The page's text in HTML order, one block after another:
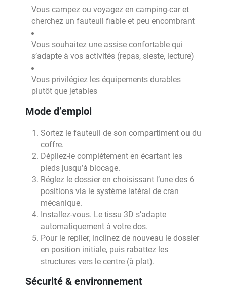
Vous campez ou voyagez en camping-car et
cherchez un fauteuil fiable et peu encombrant
Vous souhaitez une assise confortable qui
s’adapte à vos activités (repas, sieste, lecture)
Vous privilégiez les équipements durables
plutôt que jetables
Mode d’emploi
Sortez le fauteuil de son compartiment ou du
coffre.
Dépliez-le complètement en écartant les
pieds jusqu’à blocage.
Réglez le dossier en choisissant l’une des 6
positions via le système latéral de cran
mécanique.
Installez-vous. Le tissu 3D s’adapte
automatiquement à votre dos.
Pour le replier, inclinez de nouveau le dossier
en position initiale, puis rabattez les
structures vers le centre (à plat).
Sécurité & environnement